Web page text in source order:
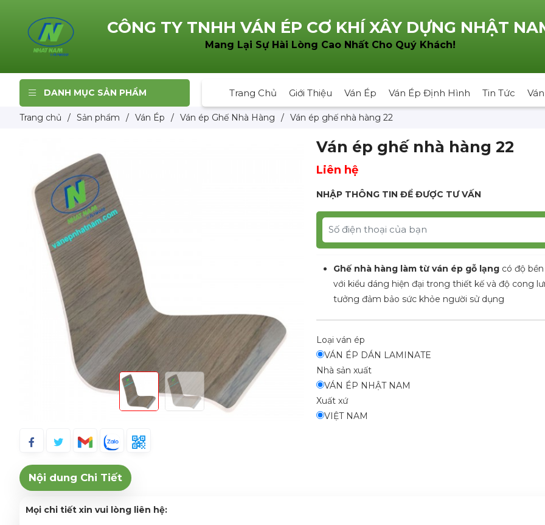
CÔNG TY TNHH VÁN ÉP CƠ KHÍ XÂY DỰNG NHẬT
Mang Lại Sự Hài Lòng Cao Nhất Cho Quý Khách!
DANH MỤC SẢN PHẨM Trang Chủ Giới Thiệu Ván Ép Ván Ép Định Hình Tin Tức
Trang chủ / Sản phẩm / Ván Ép / Ván ép Ghế Nhà Hàng / Ván ép ghế nhà hàng 22
Ván ép ghế nhà hàng 22
Liên hệ
NHẬP THÔNG TIN ĐỂ ĐƯỢC TƯ VẤN
Ghế nhà hàng làm từ ván ép gỗ lạngcó độ bền
với kiểu dáng hiện đại trong thiết kế và độ cong
tưởng đảm bảo sức khỏe người sử dụng
Loại ván ép
VÁN ÉP DÁN LAMINATE
Nhà sản xuất
VÁN ÉP NHẬT NAM
Xuất xứ
VIỆT NAM
Nội dung Chi Tiết
Mọi chi tiết xin vui lòng liên hệ: